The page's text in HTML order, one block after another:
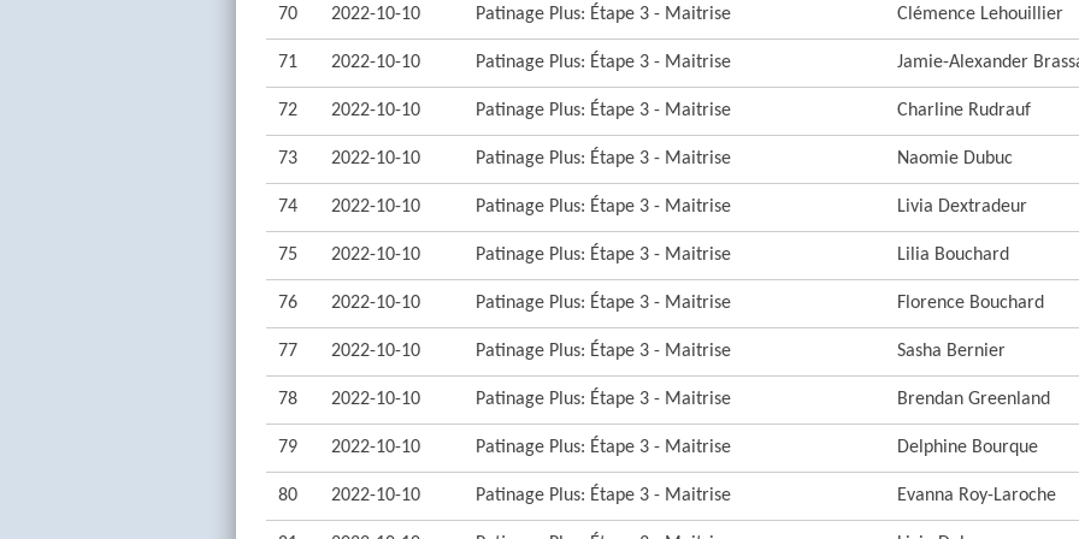
70 2022-10-10 Patinage Plus: Étape 3 - Maitrise Clémence Lehouillier
71 2022-10-10 Patinage Plus: Étape 3 - Maitrise Jamie-Alexander
72 2022-10-10 Patinage Plus: Étape 3 - Maitrise Charline Rudrauf
73 2022-10-10 Patinage Plus: Étape 3 - Maitrise Naomie Dubuc
74 2022-10-10 Patinage Plus: Étape 3 - Maitrise Livia Dextradeur
75 2022-10-10 Patinage Plus: Étape 3 - Maitrise Lilia Bouchard
76 2022-10-10 Patinage Plus: Étape 3 - Maitrise Florence Bouchard
77 2022-10-10 Patinage Plus: Étape 3 - Maitrise Sasha Bernier
78 2022-10-10 Patinage Plus: Étape 3 - Maitrise Brendan Greenland
79 2022-10-10 Patinage Plus: Étape 3 - Maitrise Delphine Bourque
80 2022-10-10 Patinage Plus: Étape 3 - Maitrise Evanna Roy-Laroche